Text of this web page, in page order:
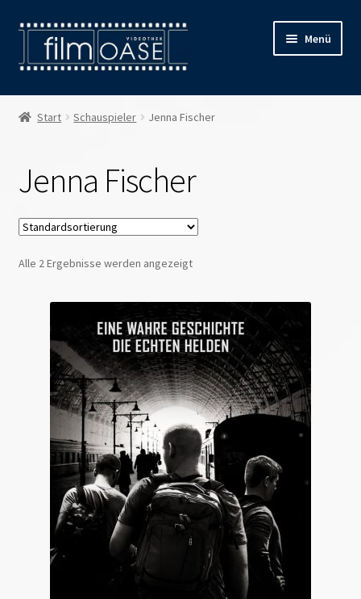
Zur
Navigation
springen
Zum
Inhalt
springen
Menü
Willkommen
Öffnungszeiten
Preise
Kontakt
Start Schauspieler Jenna Fischer
Jenna Fischer
Alle 2 Ergebnisse werden angezeigt